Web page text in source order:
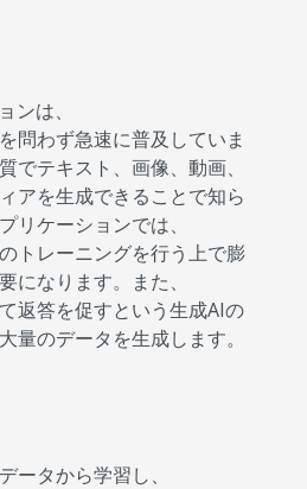
ンは、
問わず急速に普及していま
でテキスト、画像、動画、
アを生成できることで知ら
リケーションでは、
トレーニングを行う上で膨
になります。また、
返答を促すという生成AIの
量のデータを生成します。
ータから学習し、